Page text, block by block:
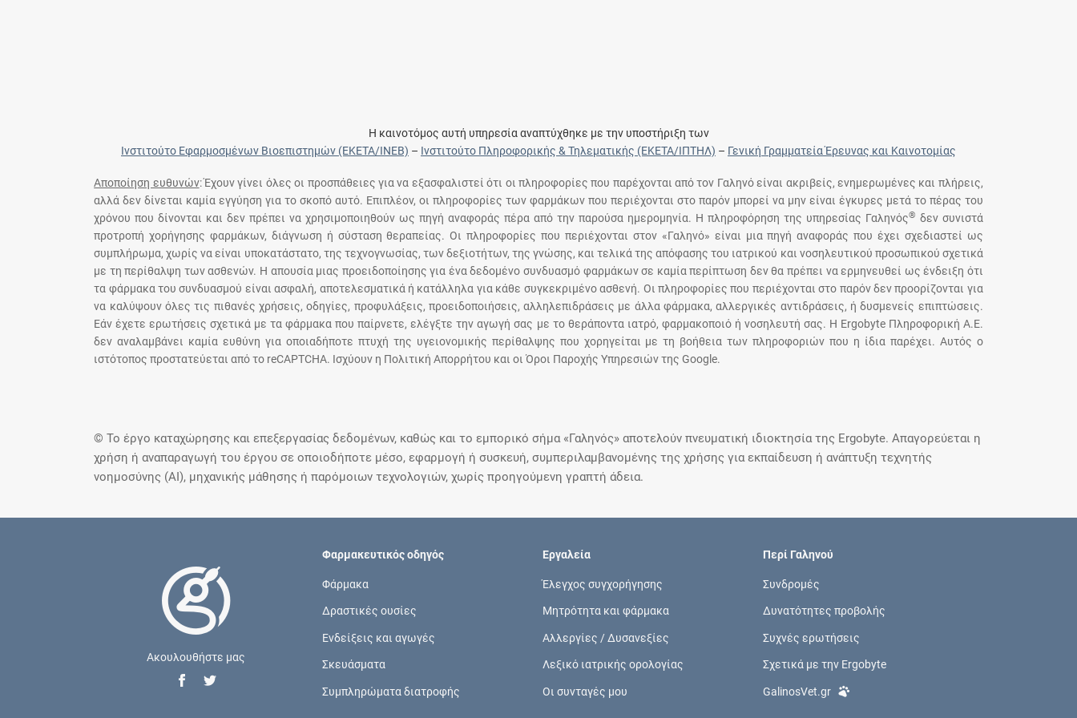
Η καινοτόμος αυτή υπηρεσία αναπτύχθηκε με την υποστήριξη των
Ινστιτούτο Εφαρμοσμένων Βιοεπιστημών (ΕΚΕΤΑ/ΙΝΕΒ) – Ινστιτούτο Πληροφορικής & Τηλεματικής (ΕΚΕΤΑ/ΙΠΤΗΛ) – Γενική Γραμματεία Έρευνας και Καινοτομίας
Αποποίηση ευθυνών: Έχουν γίνει όλες οι προσπάθειες για να εξασφαλιστεί ότι οι πληροφορίες που παρέχονται από τον Γαληνό είναι ακριβείς, ενημερωμένες και πλήρεις,
αλλά δεν δίνεται καμία εγγύηση για το σκοπό αυτό. Επιπλέον, οι πληροφορίες των φαρμάκων που περιέχονται στο παρόν μπορεί να μην είναι έγκυρες μετά το πέρας του
χρόνου που δίνονται και δεν πρέπει να χρησιμοποιηθούν ως πηγή αναφοράς πέρα από την παρούσα ημερομηνία. Η πληροφόρηση της υπηρεσίας Γαληνός® δεν συνιστά
προτροπή χορήγησης φαρμάκων, διάγνωση ή σύσταση θεραπείας. Οι πληροφορίες που περιέχονται στον «Γαληνό» είναι μια πηγή αναφοράς που έχει σχεδιαστεί ως
συμπλήρωμα, χωρίς να είναι υποκατάστατο, της τεχνογνωσίας, των δεξιοτήτων, της γνώσης, και τελικά της απόφασης του ιατρικού και νοσηλευτικού προσωπικού σχετικά
με τη περίθαλψη των ασθενών. Η απουσία μιας προειδοποίησης για ένα δεδομένο συνδυασμό φαρμάκων σε καμία περίπτωση δεν θα πρέπει να ερμηνευθεί ως ένδειξη ότι
τα φάρμακα του συνδυασμού είναι ασφαλή, αποτελεσματικά ή κατάλληλα για κάθε συγκεκριμένο ασθενή. Οι πληροφορίες που περιέχονται στο παρόν δεν προορίζονται για
να καλύψουν όλες τις πιθανές χρήσεις, οδηγίες, προφυλάξεις, προειδοποιήσεις, αλληλεπιδράσεις με άλλα φάρμακα, αλλεργικές αντιδράσεις, ή δυσμενείς επιπτώσεις.
Εάν έχετε ερωτήσεις σχετικά με τα φάρμακα που παίρνετε, ελέγξτε την αγωγή σας με το θεράποντα ιατρό, φαρμακοποιό ή νοσηλευτή σας. Η Ergobyte Πληροφορική Α.Ε.
δεν αναλαμβάνει καμία ευθύνη για οποιαδήποτε πτυχή της υγειονομικής περίθαλψης που χορηγείται με τη βοήθεια των πληροφοριών που η ίδια παρέχει. Αυτός ο
ιστότοπος προστατεύεται από το reCAPTCHA. Ισχύουν η Πολιτική Απορρήτου και οι Όροι Παροχής Υπηρεσιών της Google.
© Το έργο καταχώρησης και επεξεργασίας δεδομένων, καθώς και το εμπορικό σήμα «Γαληνός» αποτελούν πνευματική ιδιοκτησία της Ergobyte. Απαγορεύεται η
χρήση ή αναπαραγωγή του έργου σε οποιοδήποτε μέσο, εφαρμογή ή συσκευή, συμπεριλαμβανομένης της χρήσης για εκπαίδευση ή ανάπτυξη τεχνητής
νοημοσύνης (AI), μηχανικής μάθησης ή παρόμοιων τεχνολογιών, χωρίς προηγούμενη γραπτή άδεια.
Ακουλουθήστε μας
Φαρμακευτικός οδηγός
Φάρμακα
Δραστικές ουσίες
Ενδείξεις και αγωγές
Σκευάσματα
Συμπληρώματα διατροφής
Εργαλεία
Έλεγχος συγχορήγησης
Μητρότητα και φάρμακα
Αλλεργίες / Δυσανεξίες
Λεξικό ιατρικής ορολογίας
Οι συνταγές μου
Περί Γαληνού
Συνδρομές
Δυνατότητες προβολής
Συχνές ερωτήσεις
Σχετικά με την Ergobyte
GalinosVet.gr